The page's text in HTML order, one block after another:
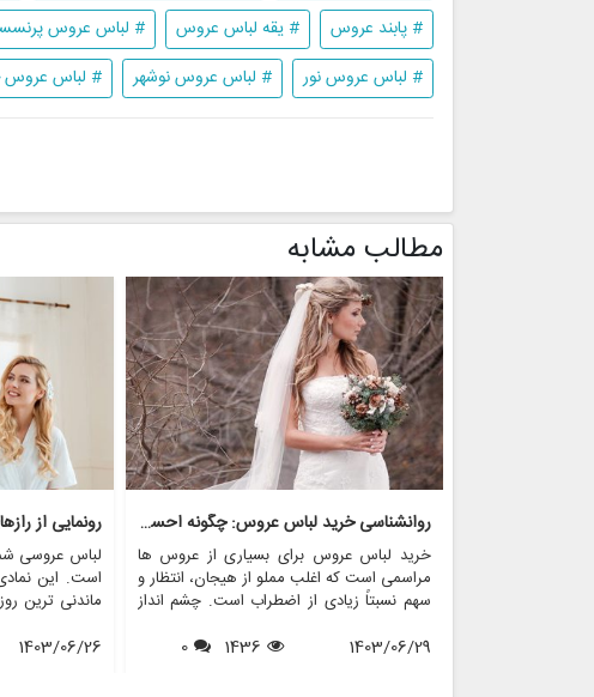
# پابند عروس
# یقه لباس عروس # لباس عروس
# لباس عروس نور
# لباس عروس نوشهر # لباس عروس
مطالب مشابه
روانشناسی خرید لباس عروس: چگونه احساسات بر تصمیم گیری تأثیر می گذارد
خرید لباس عروس برای بسیاری از عروس ها
مراسمی است که اغلب مملو از هیجان، انتظار و
سهم نسبتاً زیادی از اضطراب است. چشم انداز
توجهی بر تصمیم گیری تأثیر بگذارد و منجر به
1403/06/29
1436
0
رونمایی از
لباس عروسی
است. این
ماندنی ترین
می شوند که با
1403/06/26